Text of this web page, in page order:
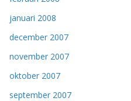
januari 2008
december 2007
november 2007
oktober 2007
september 2007